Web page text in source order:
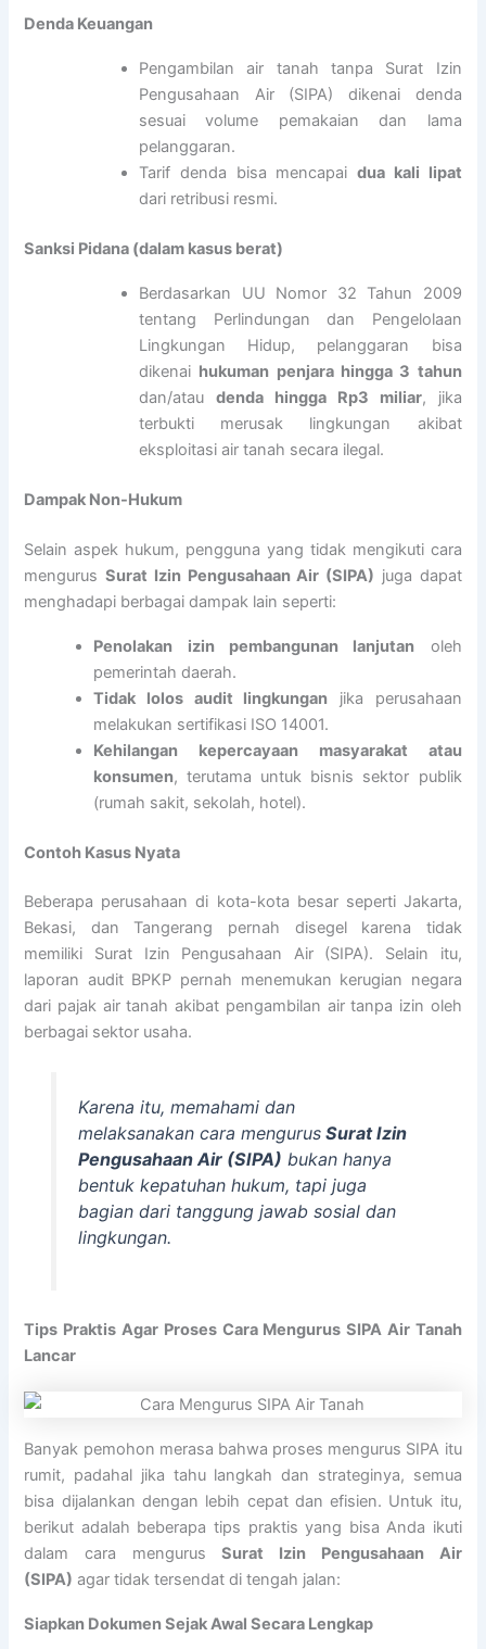
Denda Keuangan
Pengambilan air tanah tanpa Surat Izin
Pengusahaan Air (SIPA) dikenai denda
sesuai volume pemakaian dan lama
pelanggaran.
Tarif denda bisa mencapaidua kali lipat
dari retribusi resmi.
Sanksi Pidana (dalam kasus berat)
Berdasarkan UU Nomor 32 Tahun 2009
tentang Perlindungan dan Pengelolaan
Lingkungan Hidup, pelanggaran bisa
dikenai hukuman penjara hingga 3 tahun
dan/atau denda hingga Rp3 miliar, jika
terbukti merusak lingkungan akibat
eksploitasi air tanah secara ilegal.
Dampak Non-Hukum
Selain aspek hukum, pengguna yang tidak mengikuti cara
mengurusSurat Izin Pengusahaan Air (SIPA) juga dapat
menghadapi berbagai dampak lain seperti:
Penolakan izin pembangunan lanjutan oleh
pemerintah daerah.
Tidak lolos audit lingkungan jika perusahaan
melakukan sertifikasi ISO 14001.
Kehilangan kepercayaan masyarakat atau
konsumen, terutama untuk bisnis sektor publik
(rumah sakit, sekolah, hotel).
Contoh Kasus Nyata
Beberapa perusahaan di kota-kota besar seperti Jakarta,
Bekasi, dan Tangerang pernah disegel karena tidak
memiliki Surat Izin Pengusahaan Air (SIPA). Selain itu,
laporan audit BPKP pernah menemukan kerugian negara
dari pajak air tanah akibat pengambilan air tanpa izin oleh
berbagai sektor usaha.
Karena itu, memahami dan
melaksanakan cara mengurusSurat Izin
Pengusahaan Air (SIPA) bukan hanya
bentuk kepatuhan hukum, tapi juga
bagian dari tanggung jawab sosial dan
lingkungan.
Tips Praktis Agar Proses Cara Mengurus SIPA Air Tanah
Lancar
Banyak pemohon merasa bahwa proses mengurus SIPA itu
rumit, padahal jika tahu langkah dan strateginya, semua
bisa dijalankan dengan lebih cepat dan efisien. Untuk itu,
berikut adalah beberapa tips praktis yang bisa Anda ikuti
dalam cara mengurus Surat Izin Pengusahaan Air
(SIPA) agar tidak tersendat di tengah jalan:
Siapkan Dokumen Sejak Awal Secara Lengkap